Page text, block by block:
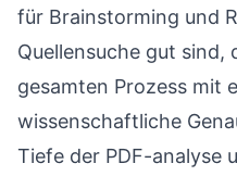
für Brainstorming und
Quellensuche gut sind,
gesamten Prozess mit
wissenschaftliche
Tiefe der PDF-analyse